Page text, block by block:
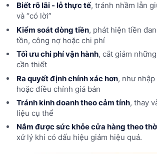
Biết rõ lãi - lỗ thực tế, tránh nhầm lẫn
và “có lời”
Kiểm soát dòng tiền, phát hiện tiền
tồn, công nợ hoặc chi phí
Tối ưu chi phí vận hành, cắt giảm
cần thiết
Ra quyết định chính xác hơn, như
hoặc điều chỉnh giá bán
Tránh kinh doanh theo cảm tính, thay
liệu cụ thể
Nắm được sức khỏe cửa hàng theo
xử lý khi có dấu hiệu giảm hiệu quả.